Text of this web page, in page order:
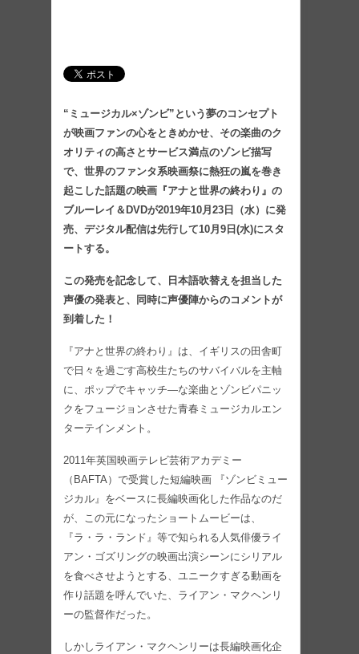
“ミュージカル×ゾンビ”という夢のコンセプト
が映画ファンの心をときめかせ、その楽曲のク
オリティの高さとサービス満点のゾンビ描写
で、世界のファンタ系映画祭に熱狂の嵐を巻き
起こした話題の映画『アナと世界の終わり』の
ブルーレイ＆DVDが2019年10月23日（水）に発
売、デジタル配信は先行して10月9日(水)にスタ
ートする。
この発売を記念して、日本語吹替えを担当した
声優の発表と、同時に声優陣からのコメントが
到着した！
『アナと世界の終わり』は、イギリスの田舎町
で日々を過ごす高校生たちのサバイバルを主軸
に、ポップでキャッチ―な楽曲とゾンビパニッ
クをフュージョンさせた青春ミュージカルエン
ターテインメント。
2011年英国映画テレビ芸術アカデミー
（BAFTA）で受賞した短編映画 『ゾンビミュー
ジカル』をベースに長編映画化した作品なのだ
が、この元になったショートムービーは、
『ラ・ラ・ランド』等で知られる人気俳優ライ
アン・ゴズリングの映画出演シーンにシリアル
を食べさせようとする、ユニークすぎる動画を
作り話題を呼んでいた、ライアン・マクヘンリ
ーの監督作だった。
しかしライアン・マクヘンリーは長編映画化企